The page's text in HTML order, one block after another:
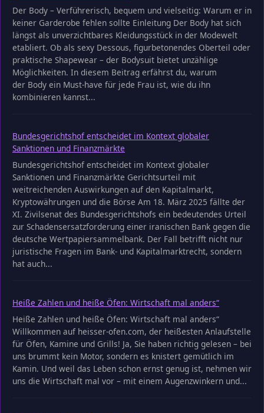
Der Body – Verführerisch, bequem und vielseitig: Warum er in
keiner Garderobe fehlen sollte Einleitung Der Body hat sich
längst als unverzichtbares Kleidungsstück in der Modewelt
etabliert. Ob als sexy Dessous, figurbetonendes Oberteil oder
praktische Shapewear – der Bodysuit bietet unzählige
Möglichkeiten. In diesem Beitrag erfährst du, warum
der Body ein Must-have für jede Frau ist, wie du ihn
kombinieren kannst...
Bundesgerichtshof entscheidet im Kontext globaler
Sanktionen und Finanzmärkte
Bundesgerichtshof entscheidet im Kontext globaler
Sanktionen und Finanzmärkte Gerichtsurteil mit
weitreichenden Auswirkungen auf den Kapitalmarkt,
Kryptowährungen und die Börse Am 18. März 2025 fällte der
XI. Zivilsenat des Bundesgerichtshofs ein bedeutendes Urteil
zur Schadensersatzforderung einer iranischen Bank gegen die
deutsche Wertpapiersammelbank. Der Fall betrifft nicht nur
juristische Fragen im Bank- und Kapitalmarktrecht, sondern
hat auch...
Heiße Zahlen und heiße Öfen: Wirtschaft mal anders“
Heiße Zahlen und heiße Öfen: Wirtschaft mal anders“
Willkommen auf heisser-ofen.com, der heißesten Anlaufstelle
für Öfen, Kamine und Grills! Ja, Sie haben richtig gelesen – bei
uns brummt kein Motor, sondern es knistert gemütlich im
Kamin. Und weil das Leben schon ernst genug ist, nehmen wir
uns die Wirtschaft mal vor – mit einem Augenzwinkern und...